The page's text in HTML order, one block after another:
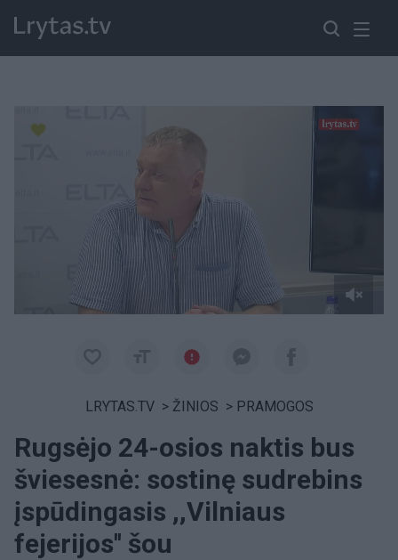
LRYTAS.TV > ŽINIOS > PRAMOGOS
Rugsėjo 24-osios naktis bus
šviesesnė: sostinę sudrebins
įspūdingasis ,,Vilniaus
fejerijos'' šou